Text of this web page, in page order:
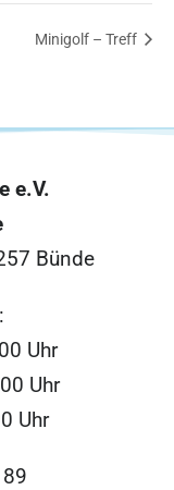
Minigolf – Treff
e.V.
Bünde
Uhr
Uhr
Uhr